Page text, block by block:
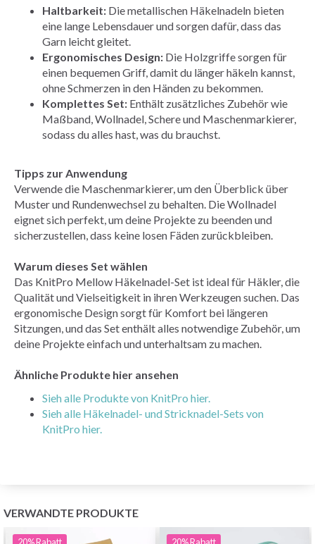
Haltbarkeit: Die metallischen Häkelnadeln bieten
eine lange Lebensdauer und sorgen dafür, dass das
Garn leicht gleitet.
Ergonomisches Design: Die Holzgriffe sorgen für
einen bequemen Griff, damit du länger häkeln kannst,
ohne Schmerzen in den Händen zu bekommen.
Komplettes Set: Enthält zusätzliches Zubehör wie
Maßband, Wollnadel, Schere und Maschenmarkierer,
sodass du alles hast, was du brauchst.
Tipps zur Anwendung
Verwende die Maschenmarkierer, um den Überblick über
Muster und Rundenwechsel zu behalten. Die Wollnadel
eignet sich perfekt, um deine Projekte zu beenden und
sicherzustellen, dass keine losen Fäden zurückbleiben.
Warum dieses Set wählen
Das KnitPro Mellow Häkelnadel-Set ist ideal für Häkler, die
Qualität und Vielseitigkeit in ihren Werkzeugen suchen. Das
ergonomische Design sorgt für Komfort bei längeren
Sitzungen, und das Set enthält alles notwendige Zubehör, um
deine Projekte einfach und unterhaltsam zu machen.
Ähnliche Produkte hier ansehen
Sieh alle Produkte von KnitPro hier.
Sieh alle Häkelnadel- und Stricknadel-Sets von
KnitPro hier.
VERWANDTE PRODUKTE
20%Rabatt 20%Rabatt